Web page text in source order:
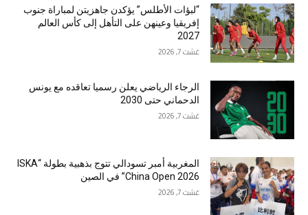
“لبؤات الأطلس” يؤكدن جاهزيتن لمباراة جنوب
إفريقيا وعينهن على التأهل إلى كأس العالم
2027
غشت 7, 2026
الرجاء الرياضي يعلن رسميا تعاقده مع يونس
الدحماني حتى 2030
غشت 7, 2026
المغربية أمبر تسودالي تتوج بذهبية بطولة “ISKA
China Open 2026” في الصين
غشت 7, 2026